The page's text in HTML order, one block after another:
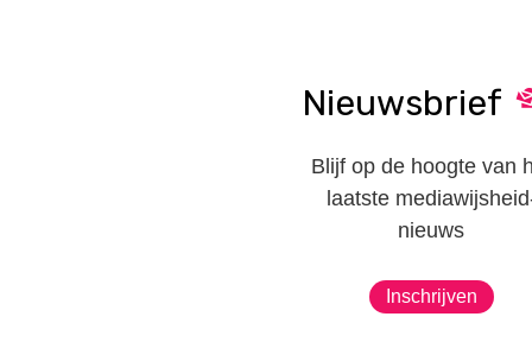
Nieuwsbrief
Blijf op de hoogte van
laatste
nieuws
Inschrijven